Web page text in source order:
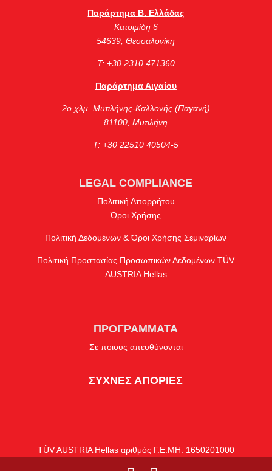
Παράρτημα Β. Ελλάδας
Κατσιμίδη 6
54639, Θεσσαλονίκη
Τ: +30 2310 471360
Παράρτημα Αιγαίου
2ο χλμ. Μυτιλήνης-Καλλονής (Παγανή)
81100, Μυτιλήνη
Τ: +30 22510 40504-5
LEGAL COMPLIANCE
Πολιτική Απορρήτου
Όροι Χρήσης
Πολιτική Δεδομένων & Όροι Χρήσης Σεμιναρίων
Πολιτική Προστασίας Προσωπικών Δεδομένων TÜV
AUSTRIA Hellas
ΠΡΟΓΡΑΜΜΑΤΑ
Σε ποιους απευθύνονται
ΣΥΧΝΕΣ ΑΠΟΡΙΕΣ
TÜV AUSTRIA Hellas αριθμός Γ.Ε.ΜΗ: 1650201000